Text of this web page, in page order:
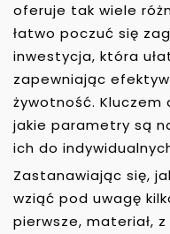
oferuje tak wiele
łatwo poczuć się
inwestycja, która
zapewniając
żywotność. Kluczem
jakie parametry są
ich do
Zastanawiając się,
wziąć pod uwagę
pierwsze, materiał,